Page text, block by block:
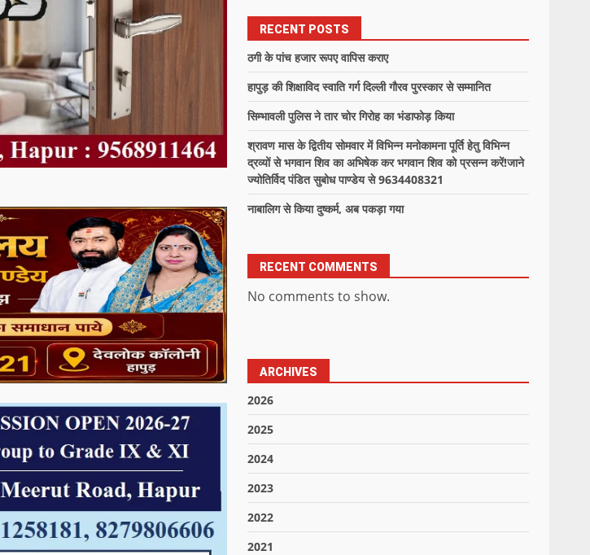
RECENT POSTS
ठगी के पांच हजार रूपए वापिस कराए
हापुड़ की शिक्षाविद स्वाति गर्ग दिल्ली गौरव पुरस्कार से सम्मानित
सिम्भावली पुलिस ने तार चोर गिरोह का भंडाफोड़ किया
श्रावण मास के द्वितीय सोमवार में विभिन्न मनोकामना पूर्ति हेतु विभिन्न
द्रव्यों से भगवान शिव का अभिषेक कर भगवान शिव को प्रसन्न करें!जाने
ज्योतिर्विद पंडित सुबोध पाण्डेय से 9634408321
नाबालिग से किया दुष्कर्म, अब पकड़ा गया
RECENT COMMENTS
No comments to show.
ARCHIVES
2026
2025
2024
2023
2022
2021